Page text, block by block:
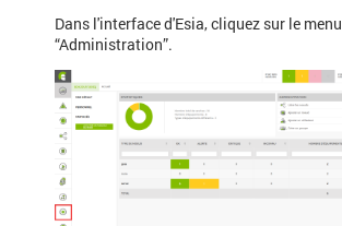
Dans l'interface d'Esia, cliquez sur le menu
“Administration”.